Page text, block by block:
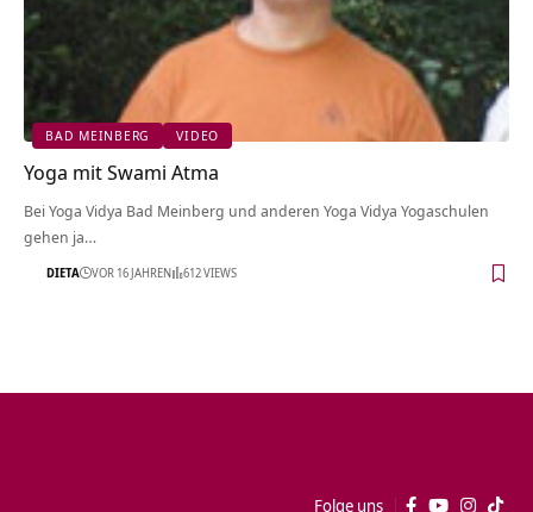
BAD MEINBERG VIDEO
Yoga mit Swami Atma
Bei Yoga Vidya Bad Meinberg und anderen Yoga Vidya Yogaschulen
gehen ja…
DIETA VOR 16 JAHREN 612 VIEWS
Folge uns